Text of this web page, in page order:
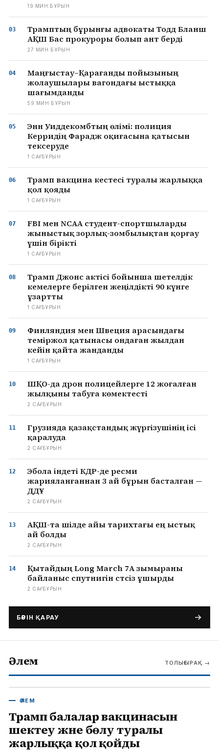
19 МИН БҰРЫН
Трамптың бұрынғы адвокаты Тодд Бланш
АҚШ Бас прокуроры болып ант берді
27 МИН БҰРЫН
Маңғыстау–Қарағанды пойызының
жолаушылары вагондағы ыстыққа
шағымданды
59 МИН БҰРЫН
Энн Уиддекомбтың өлімі: полиция
Керридің Фарадж оқиғасына қатысын
тексеруде
1 САҒ БҰРЫН
Трамп вакцина кестесі туралы жарлыққа
қол қояды
1 САҒ БҰРЫН
FBI мен NCAA студент-спортшыларды
жыныстық зорлық-зомбылықтан қорғау
үшін бірікті
1 САҒ БҰРЫН
Трамп Джонс актісі бойынша шетелдік
кемелерге берілген жеңілдікті 90 күнге
ұзартты
1 САҒ БҰРЫН
Финляндия мен Швеция арасындағы
теміржол қатынасы ондаған жылдан
кейін қайта жанданды
1 САҒ БҰРЫН
ШҚО-да дрон полицейлерге 12 жоғалған
жылқыны табуға көмектесті
2 САҒ БҰРЫН
Грузияда қазақстандық жүргізушінің ісі
қаралуда
2 САҒ БҰРЫН
Эбола індеті КДР-де ресми
жарияланғаннан 3 ай бұрын басталған —
ДДҰ
2 САҒ БҰРЫН
АҚШ-та шілде айы тарихтағы ең ыстық
ай болды
2 САҒ БҰРЫН
Қытайдың Long March 7A зымыраны
байланыс спутнигін сәтсіз ұшырды
2 САҒ БҰРЫН
БӘРІН ҚАРАУ
Әлем ТОЛЫҒЫРАҚ →
ӘЛЕМ
Трамп балалар вакцинасын
шектеу және бөлу туралы
жарлыққа қол қойды